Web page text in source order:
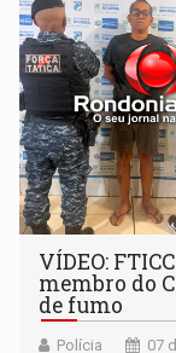
VÍDEO:
membro do
de fumo
Polícia 07